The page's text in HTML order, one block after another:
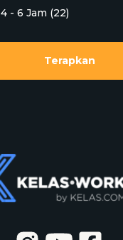
4 - 6 Jam (22)
Terapkan